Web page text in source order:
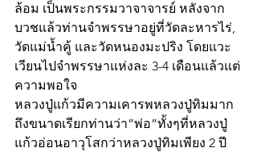
ล้อม เป็นพระกรรมวาจาจารย์ หลังจาก
บวชแล้วท่านจำพรรษาอยู่ที่วัดละหารไร่,
วัดแม่น้ำคู้ และวัดหนองมะปริง โดยแวะ
เวียนไปจำพรรษาแห่งละ 3-4 เดือนแล้วแต่
ความพอใจ
หลวงปู่แก้วมีความเคารพหลวงปู่ทิมมาก
ถึงขนาดเรียกท่านว่า”พ่อ”ทั้งๆที่หลวงปู่
แก้วอ่อนอาวุโสกว่าหลวงปู่ทิมเพียง 2 ปี